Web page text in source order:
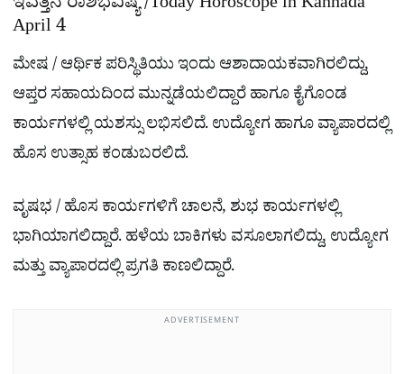
April 4
ಮೇಷ / ಆರ್ಥಿಕ ಪರಿಸ್ಥಿತಿಯು ಇಂದು ಆಶಾದಾಯಕವಾಗಿರಲಿದ್ದು,
ಆಪ್ತರ ಸಹಾಯದಿಂದ ಮುನ್ನಡೆಯಲಿದ್ದಾರೆ ಹಾಗೂ ಕೈಗೊಂಡ
ಕಾರ್ಯಗಳಲ್ಲಿ ಯಶಸ್ಸು ಲಭಿಸಲಿದೆ. ಉದ್ಯೋಗ ಹಾಗೂ ವ್ಯಾಪಾರದಲ್ಲಿ
ಹೊಸ ಉತ್ಸಾಹ ಕಂಡುಬರಲಿದೆ.
ವೃಷಭ / ಹೊಸ ಕಾರ್ಯಗಳಿಗೆ ಚಾಲನೆ, ಶುಭ ಕಾರ್ಯಗಳಲ್ಲಿ
ಭಾಗಿಯಾಗಲಿದ್ದಾರೆ. ಹಳೆಯ ಬಾಕಿಗಳು ವಸೂಲಾಗಲಿದ್ದು, ಉದ್ಯೋಗ
ಮತ್ತು ವ್ಯಾಪಾರದಲ್ಲಿ ಪ್ರಗತಿ ಕಾಣಲಿದ್ದಾರೆ.
ADVERTISEMENT